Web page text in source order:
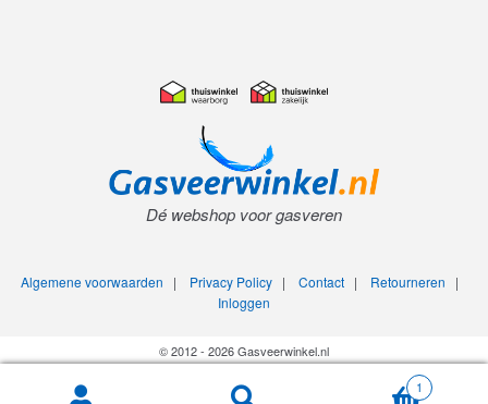
1
Dé webshop voor gasveren
Algemene voorwaarden | Privacy Policy| Contact| Retourneren |
Inloggen
© 2012 - 2026 Gasveerwinkel.nl